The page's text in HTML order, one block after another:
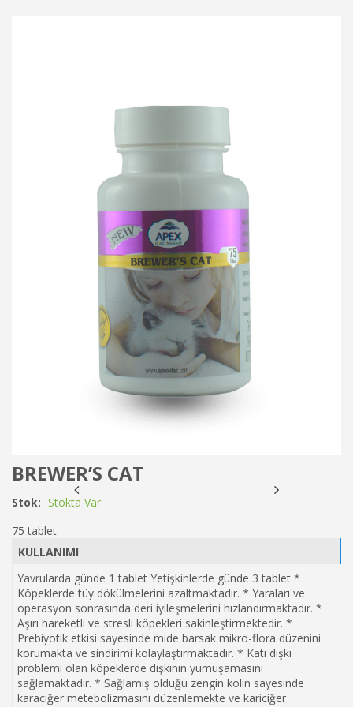
BREWER’S CAT
Stok: Stokta Var
75 tablet
KULLANIMI
Yavrularda günde 1 tablet Yetişkinlerde günde 3 tablet *
Köpeklerde tüy dökülmelerini azaltmaktadır. * Yaraları ve
operasyon sonrasında deri iyileşmelerini hızlandırmaktadır. *
Aşırı hareketli ve stresli köpekleri sakinleştirmektedir. *
Prebiyotik etkisi sayesinde mide barsak mikro-flora düzenini
korumakta ve sindirimi kolaylaştırmaktadır. * Katı dışkı
problemi olan köpeklerde dışkının yumuşamasını
sağlamaktadır. * Sağlamış olduğu zengin kolin sayesinde
karaciğer metebolizmasını düzenlemekte ve kariciğer